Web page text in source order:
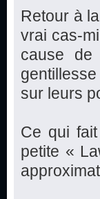
Retour à
vrai cas-
cause
sur leurs
Ce qui
petite «